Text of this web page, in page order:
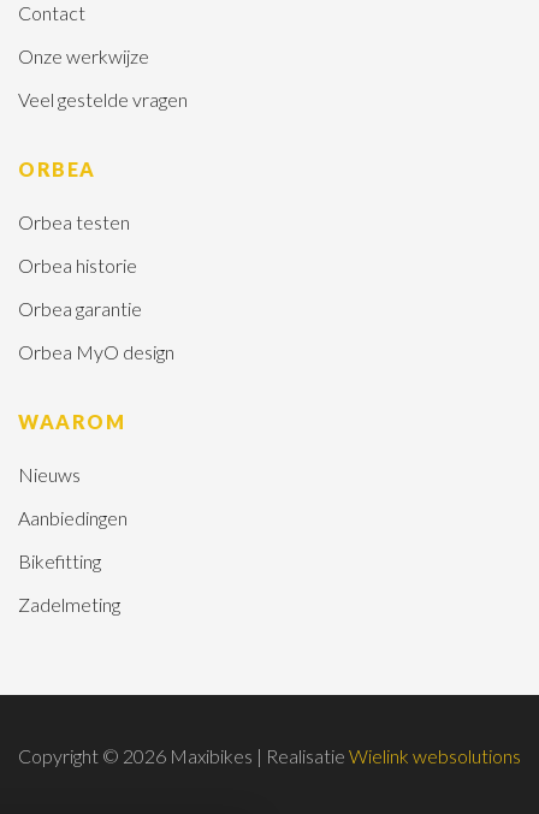
Contact
Onze werkwijze
Veel gestelde vragen
ORBEA
Orbea testen
Orbea historie
Orbea garantie
Orbea MyO design
WAAROM
Nieuws
Aanbiedingen
Bikefitting
Zadelmeting
Copyright © 2026 Maxibikes | Realisatie Wielink websolutions